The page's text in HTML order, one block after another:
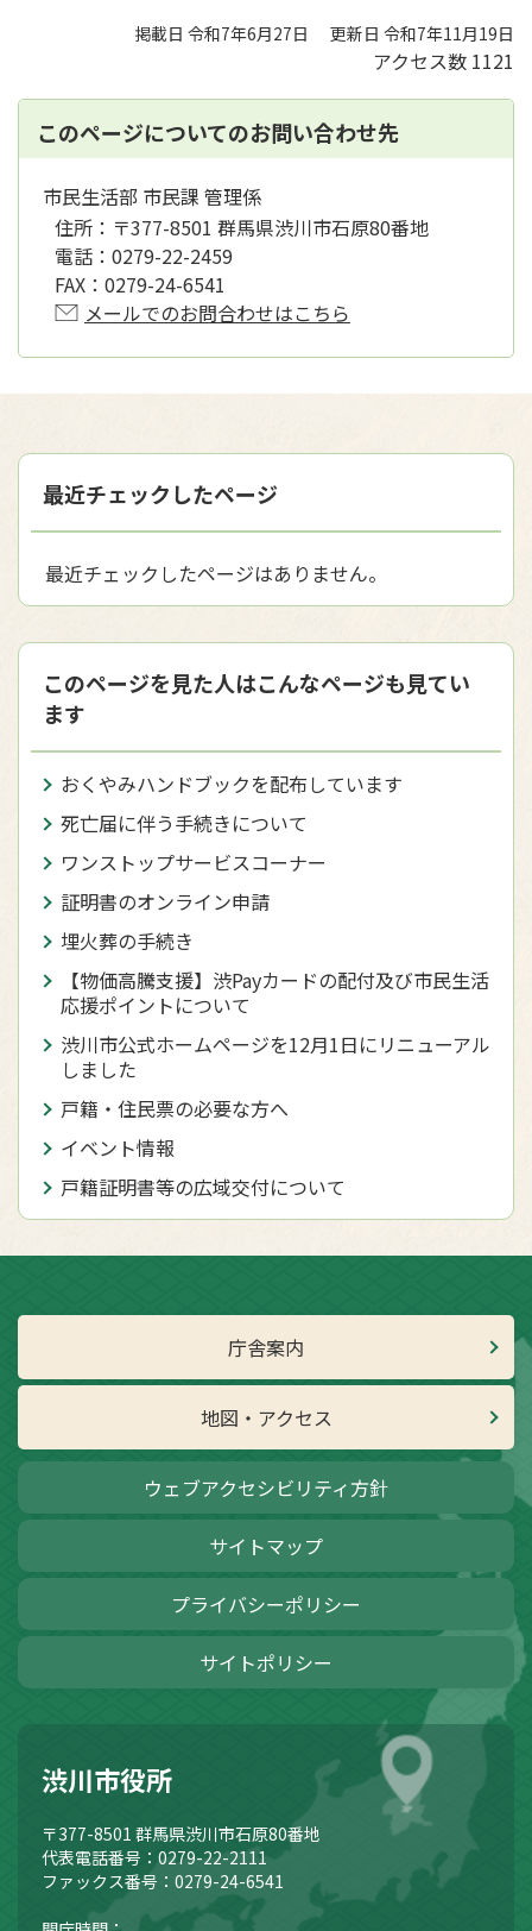
掲載日 令和7年6月27日 更新日 令和7年11月19日
アクセス数 1121
このページについてのお問い合わせ先
市民生活部 市民課 管理係
住所： 〒377-8501 群馬県渋川市石原80番地
電話： 0279-22-2459
FAX： 0279-24-6541
メールでのお問合わせはこちら
最近チェックしたページ
最近チェックしたページはありません。
このページを見た人はこんなページも見てい
ます
おくやみハンドブックを配布しています
死亡届に伴う手続きについて
ワンストップサービスコーナー
証明書のオンライン申請
埋火葬の手続き
【物価高騰支援】渋Payカードの配付及び市民生活
応援ポイントについて
渋川市公式ホームページを12月1日にリニューアル
しました
戸籍・住民票の必要な方へ
イベント情報
戸籍証明書等の広域交付について
庁舎案内
地図・アクセス
ウェブアクセシビリティ方針
サイトマップ
プライバシーポリシー
サイトポリシー
渋川市役所
〒377-8501 群馬県渋川市石原80番地
代表電話番号：0279-22-2111
ファックス番号：0279-24-6541